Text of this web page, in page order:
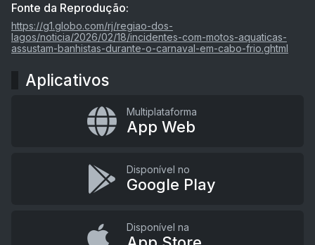
Fonte da Reprodução:
https://g1.globo.com/rj/regiao-dos-
lagos/noticia/2026/02/18/incidentes-com-motos-aquaticas-
assustam-banhistas-durante-o-carnaval-em-cabo-frio.ghtml
Aplicativos
Multiplataforma
App Web
Disponível no
Google Play
Disponível na